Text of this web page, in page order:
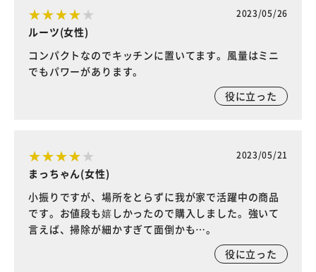
2023/05/26
ルーツ(女性)
コンパクトなのでキッチンに置いてます。風量はミニ
でもパワーがあります。
役に立った
2023/05/21
まっちゃん(女性)
小振りですが、場所をとらずに我が家で活躍中の商品
です。お値段も嬉しかったので購入しました。強いて
言えば、掃除が細かすぎて面倒かも…。
役に立った